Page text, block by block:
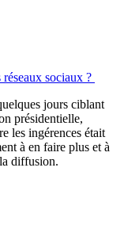
sociaux ?
jours ciblant
présidentielle,
les ingérences était
à en faire plus et à
diffusion.